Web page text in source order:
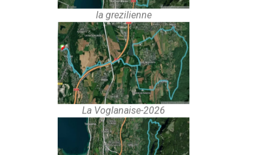
la grezilienne
La Voglanaise-2026